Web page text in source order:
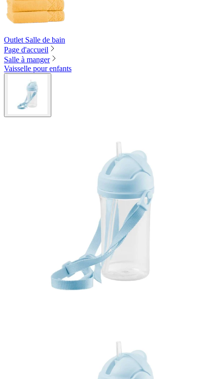
Outlet Salle de bain
Page d'accueil
Salle à manger
Vaisselle pour enfants